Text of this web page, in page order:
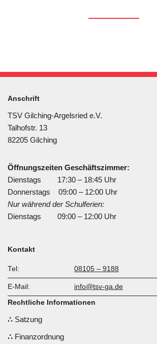
Anschrift
TSV Gilching-Argelsried e.V.
Talhofstr. 13
82205 Gilching
Öffnungszeiten Geschäftszimmer:
Dienstags 17:30 – 18:45 Uhr
Donnerstags 09:00 – 12:00 Uhr
Nur während der Schulferien:
Dienstags 09:00 – 12:00 Uhr
Kontakt
Tel: 08105 – 9188
E-Mail: info@tsv-ga.de
Rechtliche Informationen
Satzung
Finanzordnung